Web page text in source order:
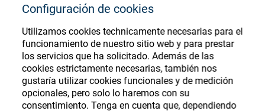
Configuración de cookies
Utilizamos cookies technicamente necesarias para el
funcionamiento de nuestro sitio web y para prestar
los servicios que ha solicitado. Además de las
cookies estrictamente necesarias, también nos
gustaría utilizar cookies funcionales y de medición
opcionales, pero solo lo haremos con su
consentimiento. Tenga en cuenta que, dependiendo
Quiénes Somos
Carrera
Store
Français
Register or Sign-in to access your accounts
and explore our wide range of ophthalmic
consumables
Register Sign-In